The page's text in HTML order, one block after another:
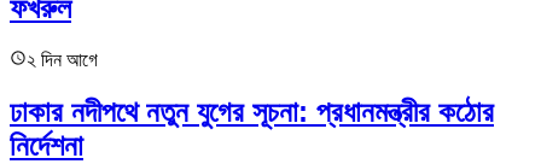
ফখরুল
২ দিন আগে
ঢাকার নদীপথে নতুন যুগের সূচনা: প্রধানমন্ত্রীর কঠোর
নির্দেশনা